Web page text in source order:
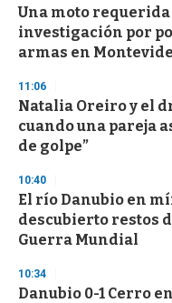
Una moto
investigación por
armas en
11:06
Natalia Oreiro y el
cuando una pareja
de golpe”
10:40
El río Danubio en
descubierto restos
Guerra Mundial
10:34
Danubio 0-1 Cerro